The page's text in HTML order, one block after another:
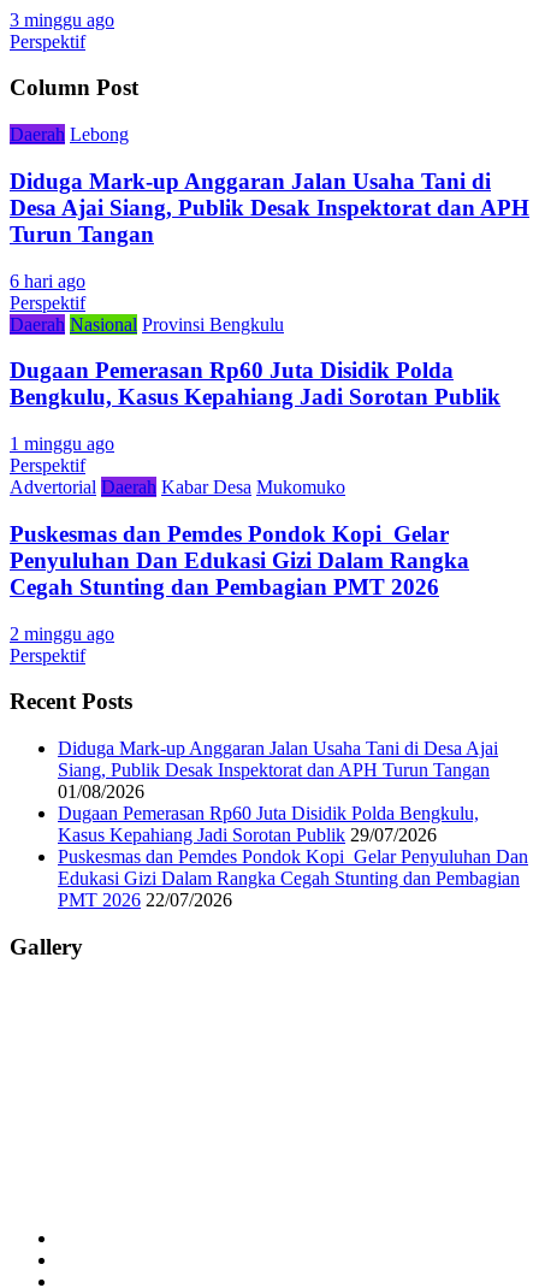
3 minggu ago
Perspektif
Column Post
Daerah Lebong
Diduga Mark-up Anggaran Jalan Usaha Tani di
Desa Ajai Siang, Publik Desak Inspektorat dan APH
Turun Tangan
6 hari ago
Perspektif
Daerah Nasional Provinsi Bengkulu
Dugaan Pemerasan Rp60 Juta Disidik Polda
Bengkulu, Kasus Kepahiang Jadi Sorotan Publik
1 minggu ago
Perspektif
Advertorial Daerah Kabar Desa Mukomuko
Puskesmas dan Pemdes Pondok Kopi Gelar
Penyuluhan Dan Edukasi Gizi Dalam Rangka
Cegah Stunting dan Pembagian PMT 2026
2 minggu ago
Perspektif
Recent Posts
Diduga Mark-up Anggaran Jalan Usaha Tani di Desa Ajai
Siang, Publik Desak Inspektorat dan APH Turun Tangan
01/08/2026
Dugaan Pemerasan Rp60 Juta Disidik Polda Bengkulu,
Kasus Kepahiang Jadi Sorotan Publik 29/07/2026
Puskesmas dan Pemdes Pondok Kopi Gelar Penyuluhan Dan
Edukasi Gizi Dalam Rangka Cegah Stunting dan Pembagian
PMT 2026 22/07/2026
Gallery